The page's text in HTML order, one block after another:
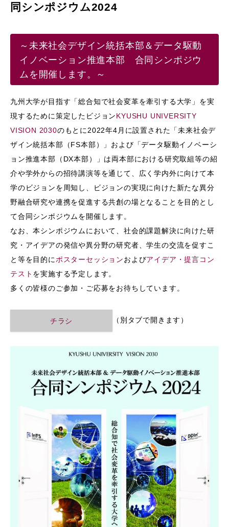
同シンポジウム2024
～未来社会デザイン統括本部＆データ駆動
イノベーション推進本部 合同シンポジウ
ムを開催します。～
九州大学が目指す「総合知で社会変革を牽引する大学」を実
現するために策定したビジョンKYUSHU UNIVERSITY
VISION 2030のもとに2022年4月に設置された「未来社会デ
ザイン統括本部（FS本部）」および「データ駆動イノベーシ
ョン推進本部（DX本部）」は両本部における研究取組等の紹
介や学外からの招待講演等を通じて、広く学内外に向けて本
学のビジョンを周知し、ビジョンの実現に向けた新たな異分
野融合研究や連携を促進する共創の場となることを目的とし
て合同シンポジウムを開催します。
なお、本シンポジウムにおいて、社会的課題解決に向けた研
究・アイデアの発信や異分野の研究者、学生の交流を促すこ
と等を目的に ポスターセッションおよびアイデア・提言コン
テスト を実施する予定します。
多くの皆様のご参加・ご応募をお待ちしています。
チラシ （別タブで開きます）